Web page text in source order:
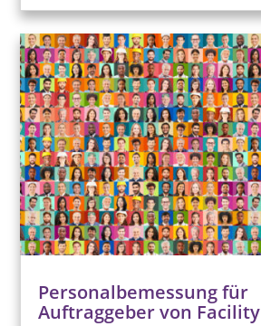
Personalbemessung für
Auftraggeber von